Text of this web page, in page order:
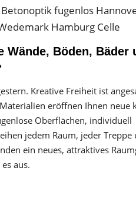
Wände, Böden, Bäder
Kreative Freiheit ist
eröffnen Ihnen neue
Oberflächen, individuell
jedem Raum, jeder Treppe
ein neues, attraktives
aus.